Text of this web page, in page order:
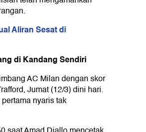
Aliran Sesat di
di Kandang Sendiri
AC Milan dengan skor
Jumat (12/3) dini hari.
nyaris tak